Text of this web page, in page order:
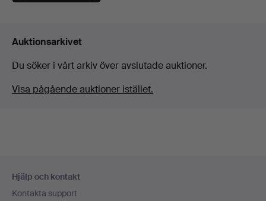
Auktionsarkivet
Du söker i vårt arkiv över avslutade auktioner.
Visa pågående auktioner istället.
Hjälp och kontakt
Kontakta support